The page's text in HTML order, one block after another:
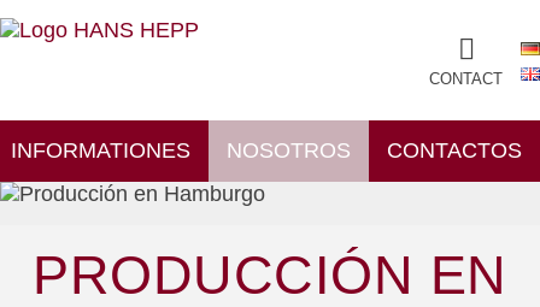
CONTACT
INFORMATIONES NOSOTROS CONTACTOS
PRODUCCIÓN EN